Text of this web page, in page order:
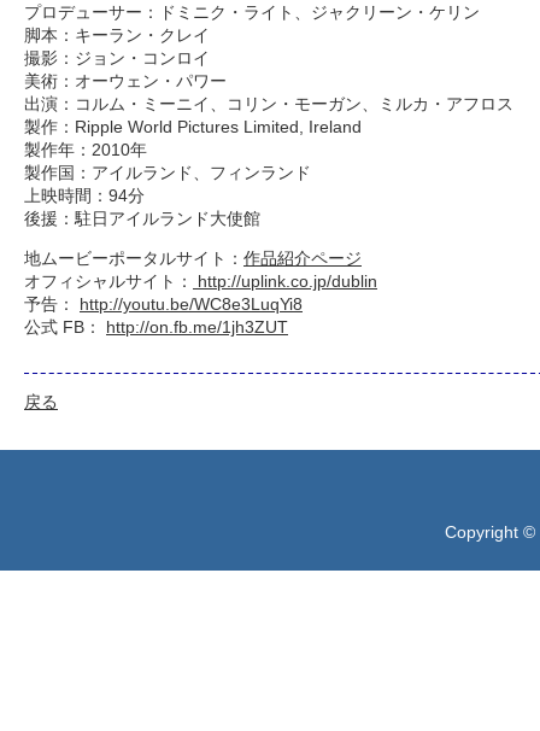
プロデューサー：ドミニク・ライト、ジャクリーン・ケリン
脚本：キーラン・クレイ
撮影：ジョン・コンロイ
美術：オーウェン・パワー
出演：コルム・ミーニイ、コリン・モーガン、ミルカ・アフロス
製作：Ripple World Pictures Limited, Ireland
製作年：2010年
製作国：アイルランド、フィンランド
上映時間：94分
後援：駐日アイルランド大使館
地ムービーポータルサイト： 作品紹介ページ
オフィシャルサイト：
http://uplink.co.jp/dublin
予告： http://youtu.be/WC8e3LuqYi8
公式 FB： http://on.fb.me/1jh3ZUT
戻る
Copyright ©